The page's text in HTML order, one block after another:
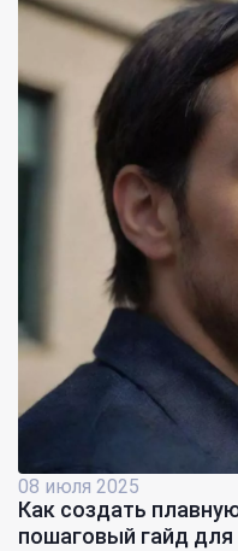
08 июля 2025
Как создать
пошаговый гайд